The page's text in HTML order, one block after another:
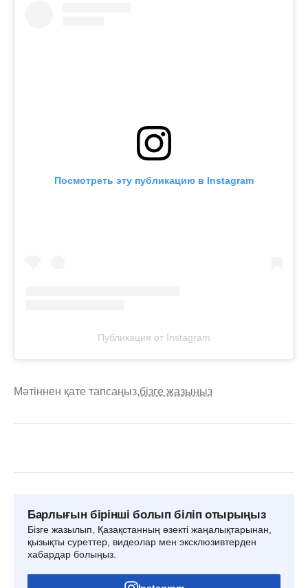
Посмотреть эту публикацию в Instagram
Публикация от Instagram
Мәтіннен қате тапсаңыз,бізге жазыңыз
Барлығын бірінші болып біліп отырыңыз
Бізге жазылып, Қазақстанның өзекті жаңалықтарынан,
қызықты суреттер, видеолар мен эксклюзивтерден
хабардар болыңыз.